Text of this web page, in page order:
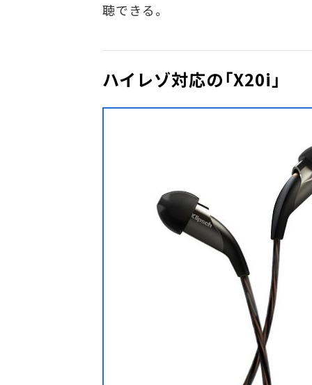
聴できる。
ハイレゾ対応の「X20i」